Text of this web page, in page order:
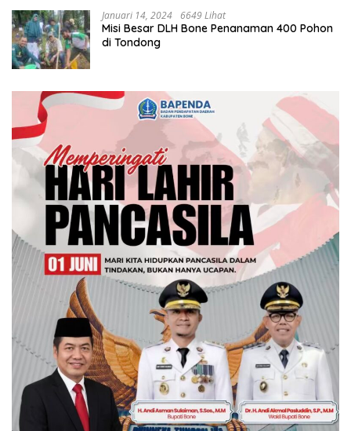
Januari 14, 2024 6649 Lihat
Misi Besar DLH Bone Penanaman 400 Pohon
di Tondong